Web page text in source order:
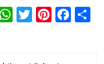
WhatsApp
Twitter